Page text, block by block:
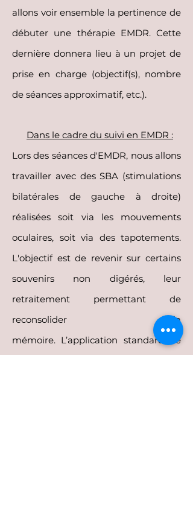
allons voir ensemble la pertinence de
débuter une thérapie EMDR. Cette
dernière donnera lieu à un projet de
prise en charge (objectif(s), nombre
de séances approximatif, etc.).
Dans le cadre du suivi en EMDR :
Lors des séances d'EMDR, nous allons
travailler avec des SBA (stimulations
bilatérales de gauche à droite)
réalisées soit via les mouvements
oculaires, soit via des tapotements.
L'objectif est de revenir sur certains
souvenirs non digérés, leur
retraitement permettant de
reconsolider la
mémoire. L’application standard de